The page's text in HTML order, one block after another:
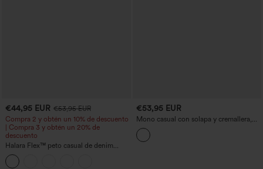
€44,95 EUR €53,95 EUR
Compra 2 y obtén un 10% de descuento
| Compra 3 y obtén un 20% de
descuento
Halara Flex™ peto casual de denim
lavado con escote cuadrado y bolsillos
€53,95 EUR
Mono casual con solapa y cremallera,
manga larga y bolsillos - Easy Peezy